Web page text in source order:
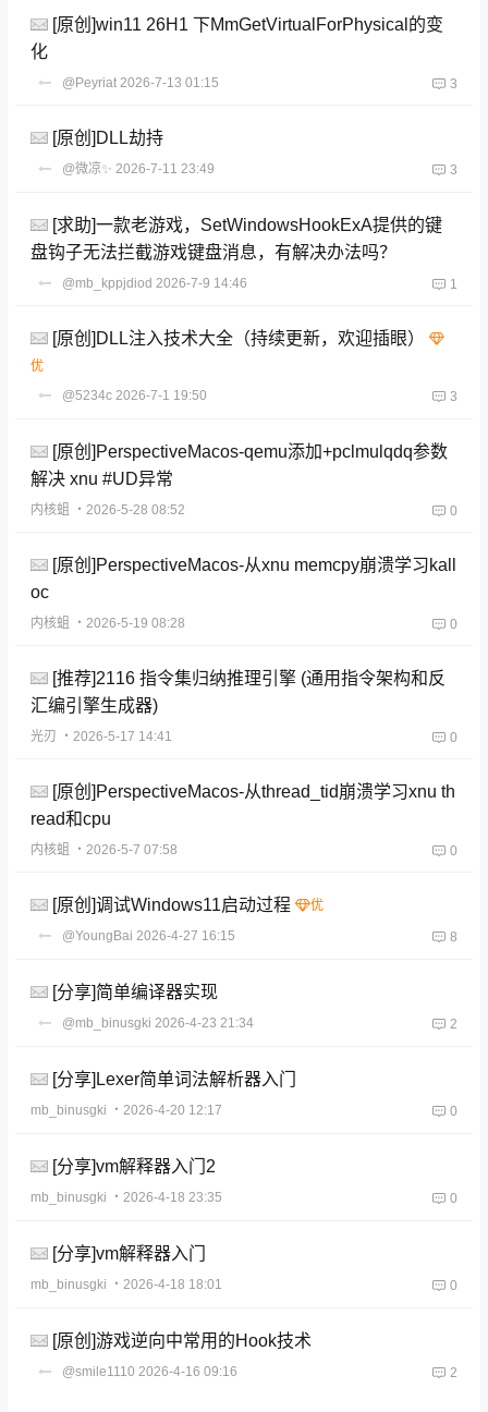
[原创]win11 26H1 下MmGetVirtualForPhysical的变
化
@Peyriat 2026-7-13 01:15 3
[原创]DLL劫持
@微凉✨ 2026-7-11 23:49 3
[求助]一款老游戏，SetWindowsHookExA提供的键
盘钩子无法拦截游戏键盘消息，有解决办法吗？
@mb_kppjdiod 2026-7-9 14:46 1
[原创]DLL注入技术大全（持续更新，欢迎插眼）
@5234c 2026-7-1 19:50 3
[原创]PerspectiveMacos-qemu添加+pclmulqdq参数
解决 xnu #UD异常
内核蛆 ・2026-5-28 08:52 0
[原创]PerspectiveMacos-从xnu memcpy崩溃学习kall
oc
内核蛆 ・2026-5-19 08:28 0
[推荐]2116 指令集归纳推理引擎 (通用指令架构和反
汇编引擎生成器)
光刃 ・2026-5-17 14:41 0
[原创]PerspectiveMacos-从thread_tid崩溃学习xnu th
read和cpu
内核蛆 ・2026-5-7 07:58 0
[原创]调试Windows11启动过程
@YoungBai 2026-4-27 16:15 8
[分享]简单编译器实现
@mb_binusgki 2026-4-23 21:34 2
[分享]Lexer简单词法解析器入门
mb_binusgki ・2026-4-20 12:17 0
[分享]vm解释器入门2
mb_binusgki ・2026-4-18 23:35 0
[分享]vm解释器入门
mb_binusgki ・2026-4-18 18:01 0
[原创]游戏逆向中常用的Hook技术
@smile1110 2026-4-16 09:16 2